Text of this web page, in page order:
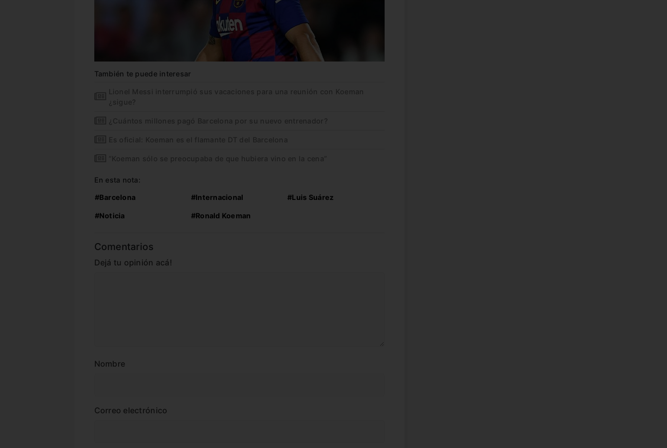
También te puede interesar
Lionel Messi interrumpió sus vacaciones para una reunión con Koeman
¿sigue?
¿Cuántos millones pagó Barcelona por su nuevo entrenador?
Es oficial: Koeman es el flamante DT del Barcelona
“Koeman sólo se preocupaba de que hubiera vino en la cena”
En esta nota:
#Barcelona #Internacional #Luis Suárez
#Noticia #Ronald Koeman
Comentarios
Dejá tu opinión acá!
Nombre
Correo electrónico